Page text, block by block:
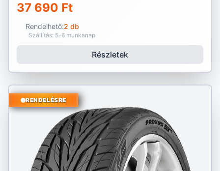
37 690 Ft
Rendelhető:2 db
Szállítás: 5-6 munkanap
Részletek
RENDELÉSRE